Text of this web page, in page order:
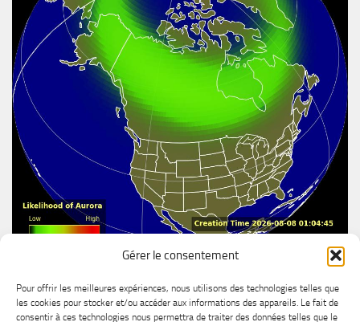
Gérer le consentement
Pour offrir les meilleures expériences, nous utilisons des technologies telles que
les cookies pour stocker et/ou accéder aux informations des appareils. Le fait de
consentir à ces technologies nous permettra de traiter des données telles que le